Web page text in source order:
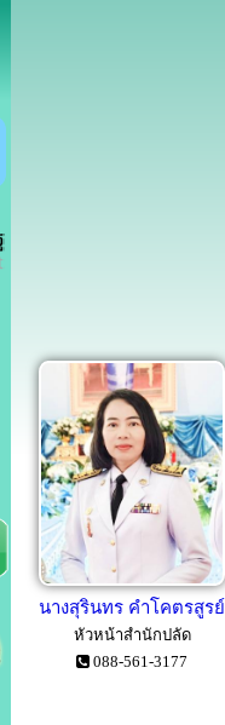
นางสุรินทร คำโคตรสูรย์
หัวหน้าสำนักปลัด
088-561-3177